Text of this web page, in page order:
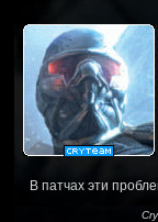
В патчах эти